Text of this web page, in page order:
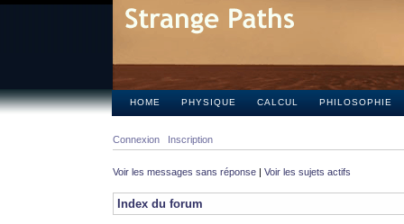
HOME PHYSIQUE CALCUL PHILOSOPHIE
Connexion Inscription
Voir les messages sans réponse | Voir les sujets actifs
Index du forum